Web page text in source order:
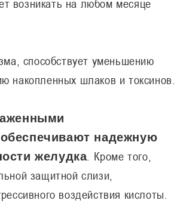
возникать на любом месяце
способствует уменьшению
накопленных шлаков и токсинов.
надежную
желудка. Кроме того,
защитной слизи,
воздействия кислоты.